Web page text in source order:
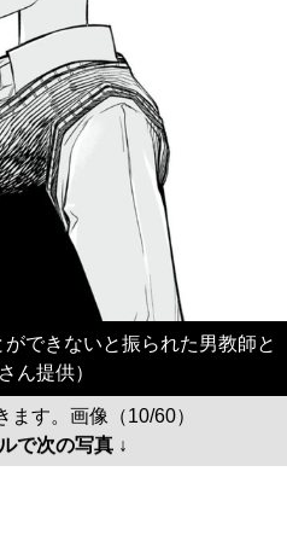
ができないと振られた男教師と
ん提供）
ます。画像（10/60）
で次の写真 ↓